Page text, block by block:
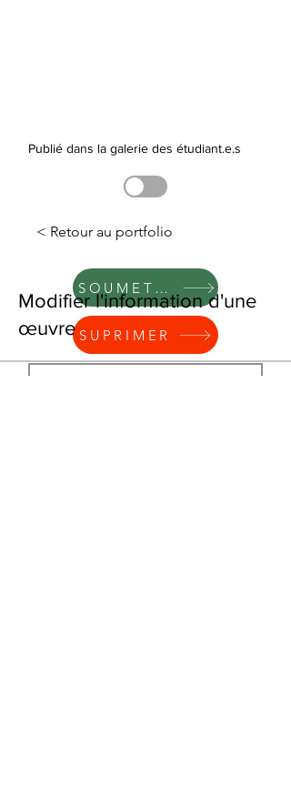
Publié dans la galerie des étudiant.e.s
SOUMETTRE
SUPRIMER
< Retour au portfolio
Modifier l'information d'une
œuvre